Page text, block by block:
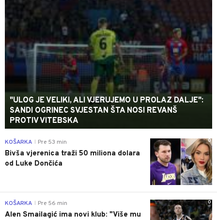
"ULOG JE VELIKI, ALI VJERUJEMO U PROLAZ DALJE":
SANDI OGRINEC SVJESTAN ŠTA NOSI REVANŠ
PROTIV VITEBSKA
0
KOŠARKA Pre 53 min
Bivša vjerenica traži 50 miliona dolara
od Luke Dončića
0
KOŠARKA Pre 56 min
Alen Smailagić ima novi klub: "Više mu